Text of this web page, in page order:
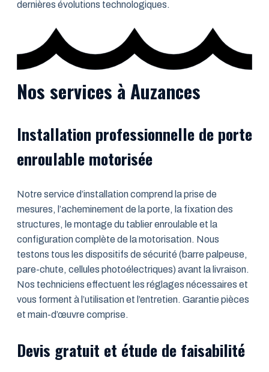
dernières évolutions technologiques.
Nos services à Auzances
Installation professionnelle de porte
enroulable motorisée
Notre service d’installation comprend la prise de
mesures, l’acheminement de la porte, la fixation des
structures, le montage du tablier enroulable et la
configuration complète de la motorisation. Nous
testons tous les dispositifs de sécurité (barre palpeuse,
pare-chute, cellules photoélectriques) avant la livraison.
Nos techniciens effectuent les réglages nécessaires et
vous forment à l’utilisation et l’entretien. Garantie pièces
et main-d’œuvre comprise.
Devis gratuit et étude de faisabilité